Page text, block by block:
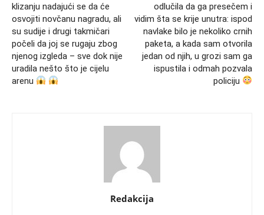
klizanju nadajući se da će
osvojiti novčanu nagradu, ali
su sudije i drugi takmičari
počeli da joj se rugaju zbog
njenog izgleda – sve dok nije
uradila nešto što je cijelu
arenu
odlučila da ga presečem i
vidim šta se krije unutra: ispod
navlake bilo je nekoliko crnih
paketa, a kada sam otvorila
jedan od njih, u grozi sam ga
ispustila i odmah pozvala
policiju
Redakcija